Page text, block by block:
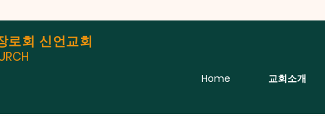
로회 신언교회
Home 교회소개